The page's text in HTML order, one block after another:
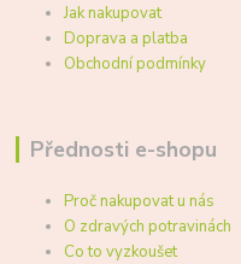
Jak nakupovat
Doprava a platba
Obchodní podmínky
Přednosti e-shopu
Proč nakupovat u nás
O zdravých potravinách
Co to vyzkoušet